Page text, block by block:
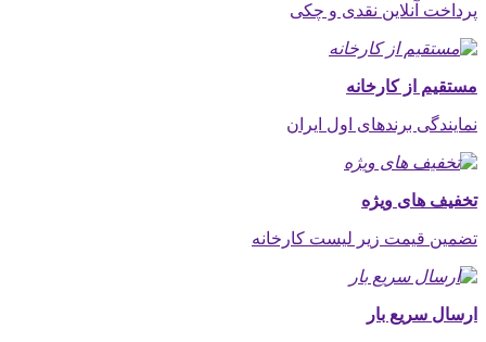
پرداخت آنلاین نقدی و چکی
مستقیم از کارخانه
نمایندگی برندهای اول ایران
تخفیف های ویژه
تضمین قیمت زیر لیست کارخانه
ارسال سریع بار